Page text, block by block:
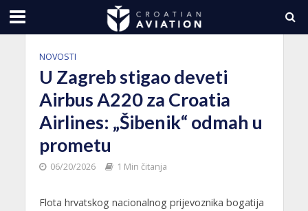
NOVOSTI
U Zagreb stigao deveti
Airbus A220 za Croatia
Airlines: „Šibenik“ odmah u
prometu
06/20/2026 1 Min čitanja
Flota hrvatskog nacionalnog prijevoznika bogatija